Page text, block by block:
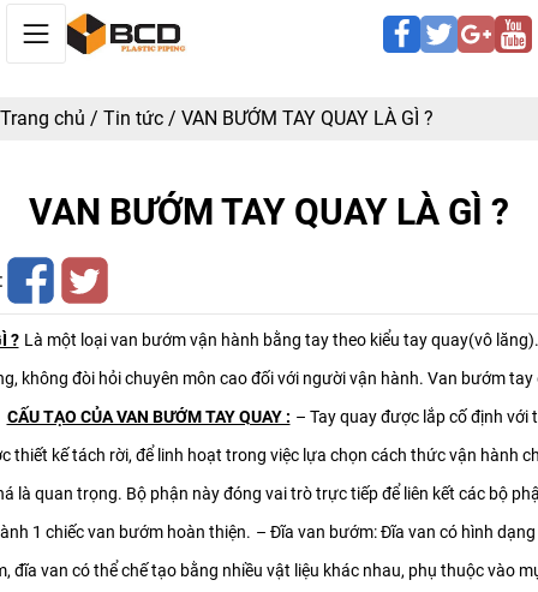
Trang chủ / Tin tức / VAN BƯỚM TAY QUAY LÀ GÌ ?
VAN BƯỚM TAY QUAY LÀ GÌ ?
? Là một loại van bướm vận hành bằng tay theo kiểu tay quay(vô
không đòi hỏi chuyên môn cao đối với người vận hành. Van bướm
CẤU TẠO CỦA VAN BƯỚM TAY QUAY : – Tay quay được lắp cố định với
thiết kế tách rời, để linh hoạt trong việc lựa chọn cách thức vận hành
là quan trọng. Bộ phận này đóng vai trò trực tiếp để liên kết các bộ
1 chiếc van bướm hoàn thiện. – Đĩa van bướm: Đĩa van có hình
đĩa van có thể chế tạo bằng nhiều vật liệu khác nhau, phụ thuộc vào